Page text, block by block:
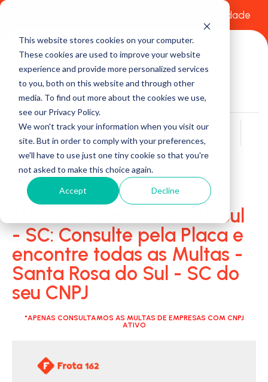
This website stores cookies on your computer.
These cookies are used to improve your website
experience and provide more personalized services
to you, both on this website and through other
media. To find out more about the cookies we use,
see our Privacy Policy.
We won't track your information when you visit our
site. But in order to comply with your preferences,
we'll have to use just one tiny cookie so that you're
not asked to make this choice again.
Accept Decline
Política de Privacidade
Buscar
Multas - Santa Rosa do Sul
- SC: Consulte pela Placa e
encontre todas as Multas -
Santa Rosa do Sul - SC do
seu CNPJ
*APENAS CONSULTAMOS AS MULTAS DE EMPRESAS COM CNPJ
ATIVO